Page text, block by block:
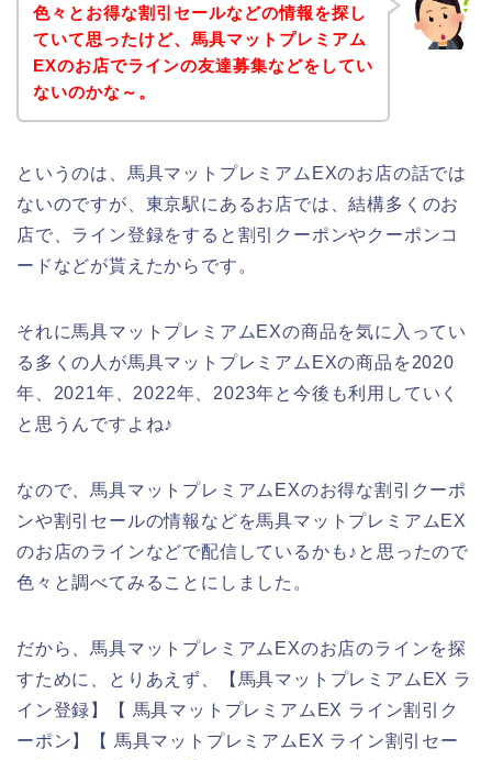
色々とお得な割引セールなどの情報を探し
ていて思ったけど、馬具マットプレミアム
EXのお店でラインの友達募集などをしてい
ないのかな～。
というのは、馬具マットプレミアムEXのお店の話では
ないのですが、東京駅にあるお店では、結構多くのお
店で、ライン登録をすると割引クーポンやクーポンコ
ードなどが貰えたからです。
それに馬具マットプレミアムEXの商品を気に入ってい
る多くの人が馬具マットプレミアムEXの商品を2020
年、2021年、2022年、2023年と今後も利用していく
と思うんですよね♪
なので、馬具マットプレミアムEXのお得な割引クーポ
ンや割引セールの情報などを馬具マットプレミアムEX
のお店のラインなどで配信しているかも♪と思ったので
色々と調べてみることにしました。
だから、馬具マットプレミアムEXのお店のラインを探
すために、とりあえず、【馬具マットプレミアムEX ラ
イン登録】【 馬具マットプレミアムEX ライン割引ク
ーポン】【 馬具マットプレミアムEX ライン割引セー